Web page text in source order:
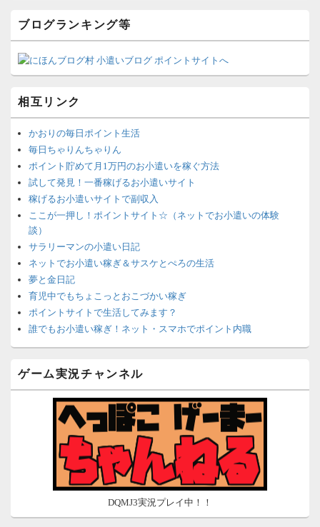
ブログランキング等
相互リンク
かおりの毎日ポイント生活
毎日ちゃりんちゃりん
ポイント貯めて月1万円のお小遣いを稼ぐ方法
試して発見！一番稼げるお小遣いサイト
稼げるお小遣いサイトで副収入
ここが一押し！ポイントサイト☆（ネットでお小遣いの体験
談）
サラリーマンの小遣い日記
ネットでお小遣い稼ぎ＆サスケとぺろの生活
夢と金日記
育児中でもちょこっとおこづかい稼ぎ
ポイントサイトで生活してみます？
誰でもお小遣い稼ぎ！ネット・スマホでポイント内職
ネットで簡単にお小遣い稼ぎ☆安心・安全・リスクなし☆
ポイントがお金に！？-空いた時間でちょい稼ぎ-
在宅deお小遣い！～小銭だって集めれば諭吉になる～
ネット収入攻略ナビ
ポイントサイトは安全？危険？お小遣い稼ぎサイトの使い方ガ
ゲーム実況チャンネル
DQMJ3実況プレイ中！！